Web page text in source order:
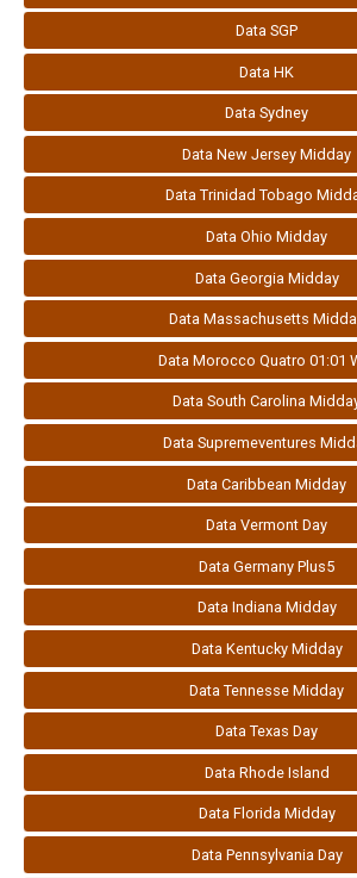
Data SGP
Data HK
Data Sydney
Data New Jersey Midday
Data Trinidad Tobago
Data Ohio Midday
Data Georgia Midday
Data Massachusetts
Data Morocco Quatro 01:01
Data South Carolina
Data Supremeventures
Data Caribbean Midday
Data Vermont Day
Data Germany Plus5
Data Indiana Midday
Data Kentucky Midday
Data Tennesse Midday
Data Texas Day
Data Rhode Island
Data Florida Midday
Data Pennsylvania Day